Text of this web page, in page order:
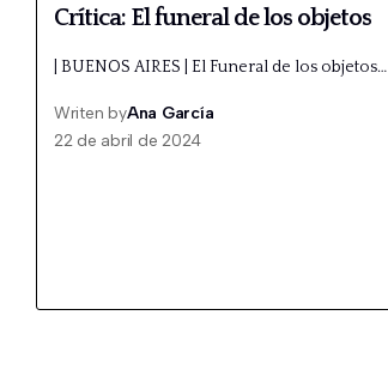
Crítica: El funeral de los objetos
| BUENOS AIRES | El Funeral de los objetos…
Writen byAna García
22 de abril de 2024